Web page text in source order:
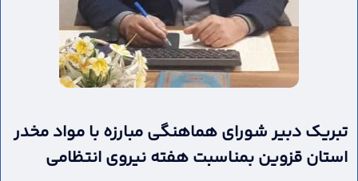
تبریک دبیر شورای هماهنگی مبارزه با مواد مخدر
استان قزوین بمناسبت هفته نیروی انتظامی